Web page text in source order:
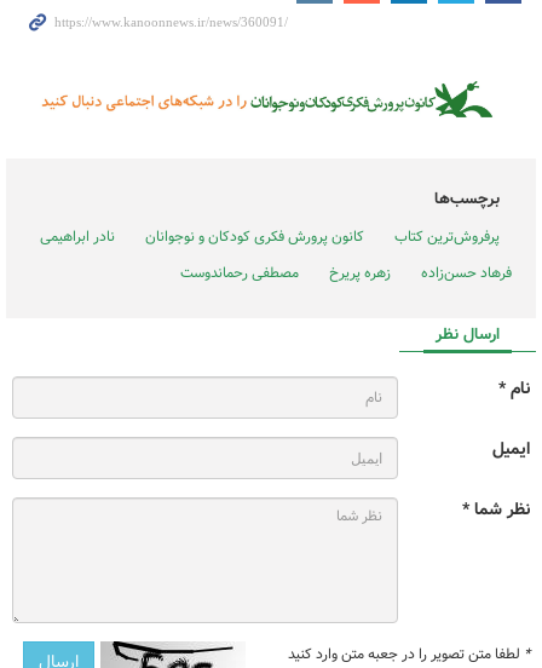
برچسب‌ها
پرفروش‌ترین کتاب کانون پرورش فکری کودکان و نوجوانان
نادر ابراهیمی
فرهاد حسن‌زاده
زهره پریرخ مصطفی رحماندوست
ارسال نظر
نام *
ایمیل
نظر شما *
* لطفا متن تصویر را در جعبه متن وارد کنید